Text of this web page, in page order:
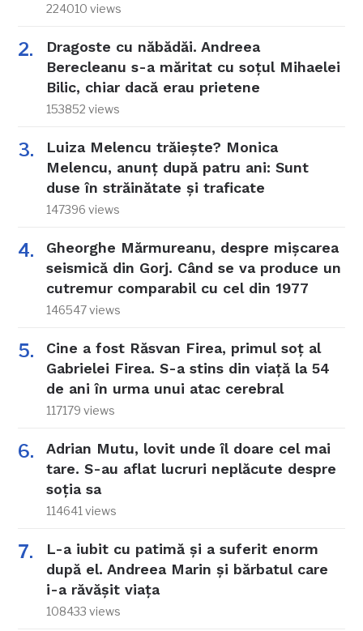
224010 views
Dragoste cu năbădăi. Andreea
Berecleanu s-a măritat cu soțul Mihaelei
Bilic, chiar dacă erau prietene
153852 views
Luiza Melencu trăiește? Monica
Melencu, anunț după patru ani: Sunt
duse în străinătate și traficate
147396 views
Gheorghe Mărmureanu, despre mișcarea
seismică din Gorj. Când se va produce un
cutremur comparabil cu cel din 1977
146547 views
Cine a fost Răsvan Firea, primul soț al
Gabrielei Firea. S-a stins din viață la 54
de ani în urma unui atac cerebral
117179 views
Adrian Mutu, lovit unde îl doare cel mai
tare. S-au aflat lucruri neplăcute despre
soția sa
114641 views
L-a iubit cu patimă și a suferit enorm
după el. Andreea Marin și bărbatul care
i-a răvășit viața
108433 views